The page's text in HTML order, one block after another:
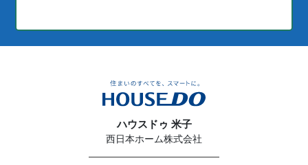
ハウスドゥ 米子
西日本ホーム株式会社